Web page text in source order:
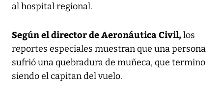
al hospital regional.
Según el director de Aeronáutica Civil,los
reportes especiales muestran que una persona
sufrió una quebradura de muñeca, que termino
siendo el capitan del vuelo.